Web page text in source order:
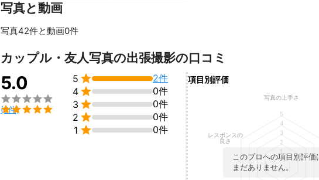
す。数カットのご要望の場合も、カメラに慣れていただくため、ウォーミングアップの
撮影場所についても、ご相談いただければその時の旬の場所をご案内、ご提案させてい
大切な時間、幸せの瞬間を永遠に残すことが写真の役割でもあります。
一期一会の精神で、「今」を良き思い出に残すお手伝いをさせていただきます。
土日だけでなく、平日の撮影もOKです。撮影日程についてはご相談に応じます。
また、ご旅行先での出張撮影などもお受けできますので、ご相談下さい。
撮影プランの組み立てやポージングなどのアドバイスもさせていただきます。
撮影を依頼する上で、不安に思っていることや分からないことがあるかと思います。
写真と動画
写真42件と動画0件
カップル・友人写真の出張撮影の口コミ
5.0


(2件)
5 
2件
4 
0件
3 
0件
2 
0件
1  0件
項目別評価
このプロへの項目別評価
まだありません。
写真の上手さ
レスポンスの
良さ
1
2
3
4
5